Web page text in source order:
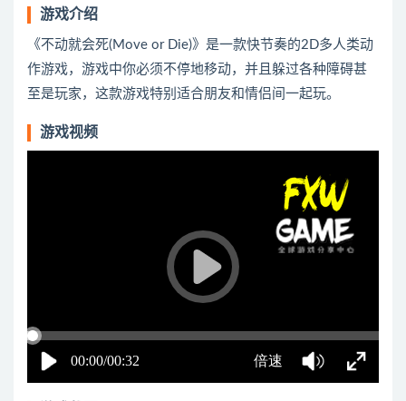
游戏介绍
《不动就会死(Move or Die)》是一款快节奏的2D多人类动
作游戏，游戏中你必须不停地移动，并且躲过各种障碍甚
至是玩家，这款游戏特别适合朋友和情侣间一起玩。
游戏视频